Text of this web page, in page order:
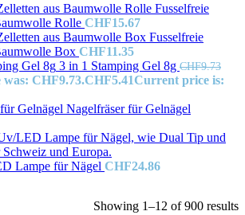
Fusselfreie
Rolle CHF15.67
Fusselfreie
Box CHF11.35
3 in 1 Stamping Gel 8g CHF9.73
CHF9.73.CHF5.41Current price is:
Nagelfräser für Gelnägel
Lampe für Nägel CHF24.86
Showing 1–12 of 900 results